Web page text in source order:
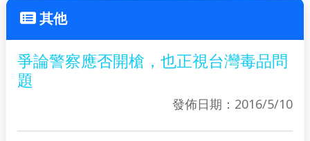
其他
爭論警察應否開槍，也正視台灣毒品問
題
發佈日期：2016/5/10